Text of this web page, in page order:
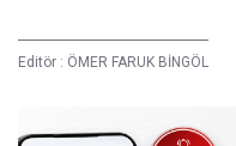
Editör : ÖMER FARUK BİNGÖL